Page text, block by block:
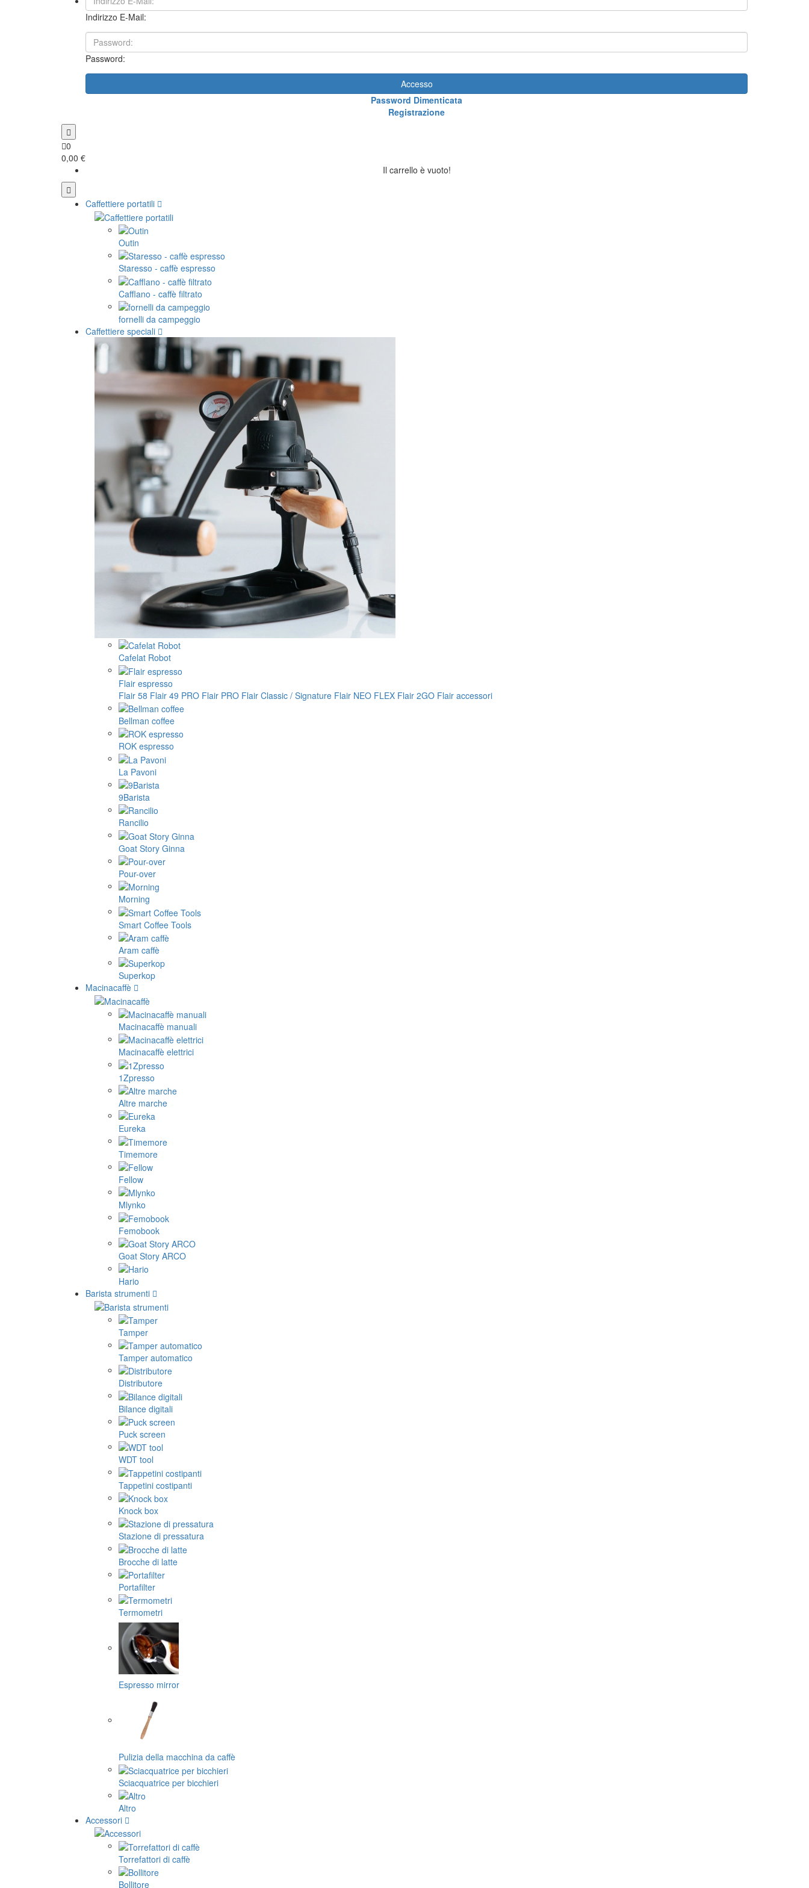
Indirizzo E-Mail:
Password:
Accesso
Password Dimenticata
Registrazione
0
0,00 €
Il carrello è vuoto!
Caffettiere portatili
Outin
Staresso - caffè espresso
Cafflano - caffè filtrato
fornelli da campeggio
Caffettiere speciali
Cafelat Robot
Flair espresso
Flair 58 Flair 49 PRO Flair PRO Flair Classic / Signature Flair NEO FLEX Flair 2GO Flair accessori
Bellman coffee
ROK espresso
La Pavoni
9Barista
Rancilio
Goat Story Ginna
Pour-over
Morning
Smart Coffee Tools
Aram caffè
Superkop
Macinacaffè
Macinacaffè manuali
Macinacaffè elettrici
1Zpresso
Altre marche
Eureka
Timemore
Fellow
Mlynko
Femobook
Goat Story ARCO
Hario
Barista strumenti
Tamper
Tamper automatico
Distributore
Bilance digitali
Puck screen
WDT tool
Tappetini costipanti
Knock box
Stazione di pressatura
Brocche di latte
Portafilter
Termometri
Espresso mirror
Pulizia della macchina da caffè
Sciacquatrice per bicchieri
Altro
Accessori
Torrefattori di caffè
Bollitore